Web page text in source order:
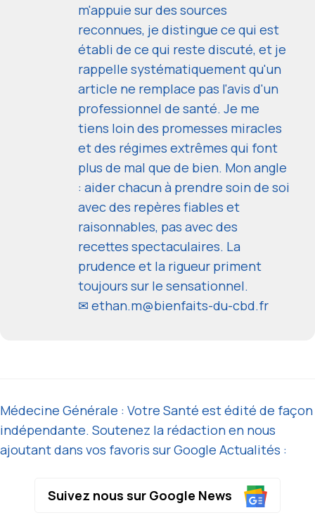
m'appuie sur des sources
reconnues, je distingue ce qui est
établi de ce qui reste discuté, et je
rappelle systématiquement qu'un
article ne remplace pas l'avis d'un
professionnel de santé. Je me
tiens loin des promesses miracles
et des régimes extrêmes qui font
plus de mal que de bien. Mon angle
: aider chacun à prendre soin de soi
avec des repères fiables et
raisonnables, pas avec des
recettes spectaculaires. La
prudence et la rigueur priment
toujours sur le sensationnel.
✉ ethan.m@bienfaits-du-cbd.fr
Médecine Générale : Votre Santé est édité de façon
indépendante. Soutenez la rédaction en nous
ajoutant dans vos favoris sur Google Actualités :
Suivez nous sur Google News